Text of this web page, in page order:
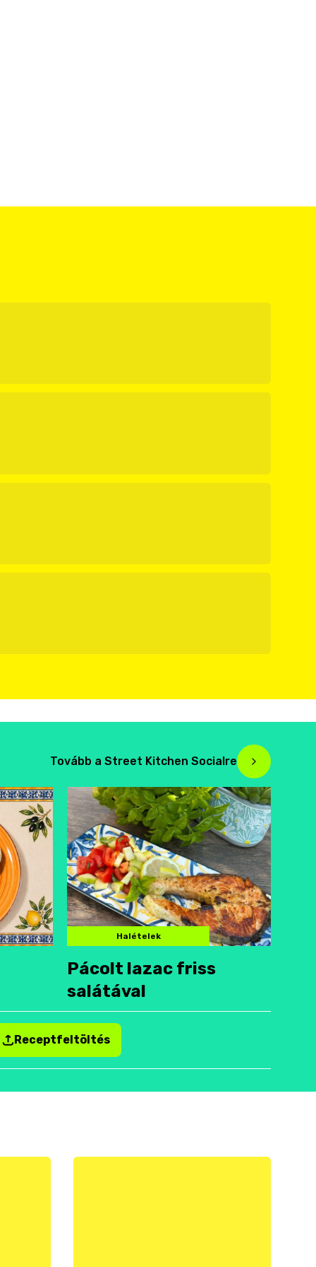
Tovább a Street Kitchen Socialre
Halételek
Pácolt lazac friss
salátával
Receptfeltöltés